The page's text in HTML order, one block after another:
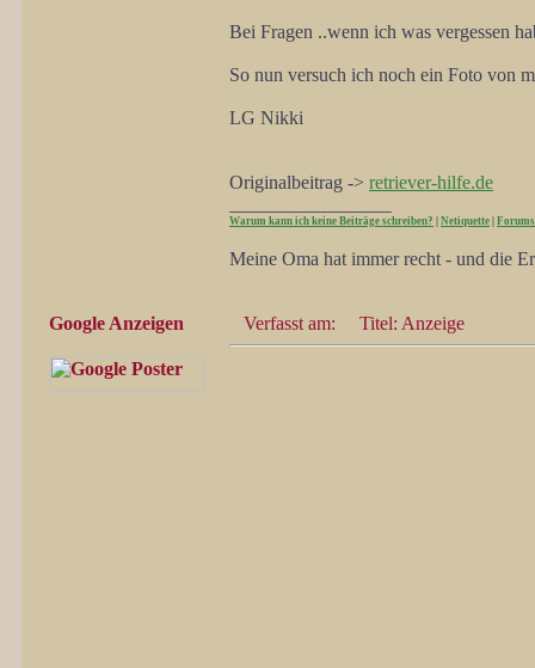
Bei Fragen ..wenn ich was vergessen
So nun versuch ich noch ein Foto von
LG Nikki
Originalbeitrag -> retriever-hilfe.de
Warum kann ich keine Beiträge schreiben? Netiquette
Meine Oma hat immer recht - und die
Google Anzeigen Verfasst am: Titel: Anzeige